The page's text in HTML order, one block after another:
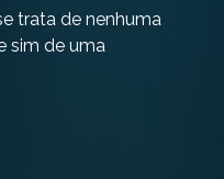
trata de nenhuma
sim de uma